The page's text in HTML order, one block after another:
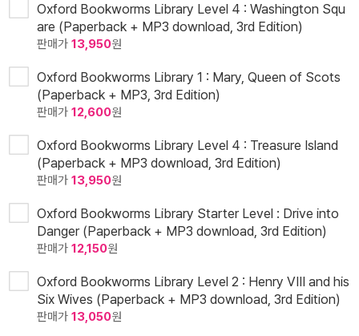
Oxford Bookworms Library Level 4 : Washington Squ
are (Paperback + MP3 download, 3rd Edition)
판매가 13,950원
Oxford Bookworms Library 1 : Mary, Queen of Scots
(Paperback + MP3, 3rd Edition)
판매가 12,600원
Oxford Bookworms Library Level 4 : Treasure Island
(Paperback + MP3 download, 3rd Edition)
판매가 13,950원
Oxford Bookworms Library Starter Level : Drive into
Danger (Paperback + MP3 download, 3rd Edition)
판매가 12,150원
Oxford Bookworms Library Level 2 : Henry VIII and his
Six Wives (Paperback + MP3 download, 3rd Edition)
판매가 13,050원